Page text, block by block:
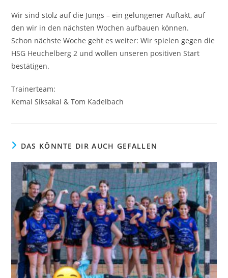
Wir sind stolz auf die Jungs – ein gelungener Auftakt, auf
den wir in den nächsten Wochen aufbauen können.
Schon nächste Woche geht es weiter: Wir spielen gegen die
HSG Heuchelberg 2 und wollen unseren positiven Start
bestätigen.
Trainerteam:
Kemal Siksakal & Tom Kadelbach
DAS KÖNNTE DIR AUCH GEFALLEN